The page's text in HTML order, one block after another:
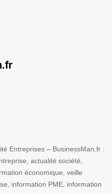
Entreprises – BusinessMan.fr :
actualité société,
économique, veille
information PME, information